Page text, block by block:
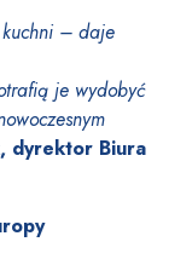
– daje
je wydobyć
dyrektor Biura